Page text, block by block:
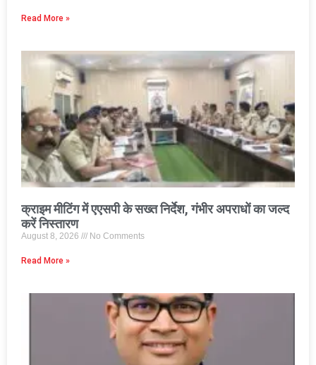
Read More »
क्राइम मीटिंग में एएसपी के सख्त निर्देश, गंभीर अपराधों का जल्द
करें निस्तारण
August 8, 2026 No Comments
Read More »